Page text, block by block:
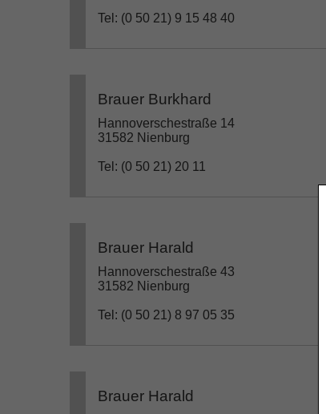
Tel: (0 50 21) 9 15 48 40
Brauer Burkhard
Hannoverschestraße 14
31582 Nienburg
Tel: (0 50 21) 20 11
Brauer Harald
Hannoverschestraße 43
31582 Nienburg
Tel: (0 50 21) 8 97 05 35
Brauer Harald